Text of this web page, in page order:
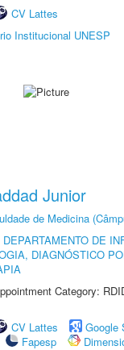
CV Lattes
Institucional UNESP
Junior
de Medicina
DEPARTAMENTO DE
DIAGNÓSTICO
Category:
CV Lattes
Google
Fapesp